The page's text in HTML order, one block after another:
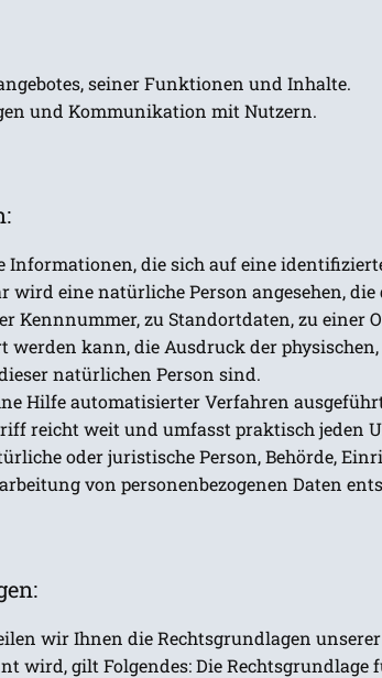
seiner Funktionen und Inhalte.
und Kommunikation mit Nutzern.
Informationen, die sich auf eine
wird eine natürliche Person angesehen,
Kennnummer, zu Standortdaten, zu einer
kann, die Ausdruck der
natürlichen Person sind.
Hilfe automatisierter Verfahren
reicht weit und umfasst praktisch jeden
oder juristische Person, Behörde,
von personenbezogenen Daten
wir Ihnen die Rechtsgrundlagen
wird, gilt Folgendes: Die